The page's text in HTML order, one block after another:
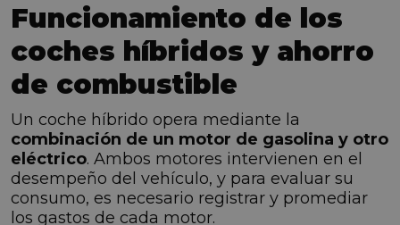
Funcionamiento de los
coches híbridos y ahorro
de combustible
Un coche híbrido opera mediante la
combinación de un motor de gasolina y otro
eléctrico. Ambos motores intervienen en el
desempeño del vehículo, y para evaluar su
consumo, es necesario registrar y promediar
los gastos de cada motor.